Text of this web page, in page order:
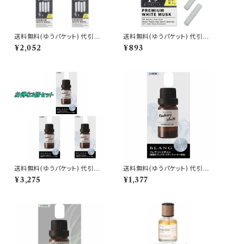
送料無料(ゆうパケット) 代引不
可 ブラング エアスティックカー
トリッジ プレミアムホワイトムス
¥2,052
送料無料(ゆうパケット) 代引不
可 ブラング エアスティックカー
トリッジ プレミアムホワイトムス
¥893
送料無料(ゆうパケット) 代引不
可 ブラング 噴霧式ディフューザ
ー専用フレグランスオイル フェ
¥3,275
送料無料(ゆうパケット) 代引不
可 ブラング 噴霧式ディフューザ
ー専用フレグランスオイル フェ
¥1,377